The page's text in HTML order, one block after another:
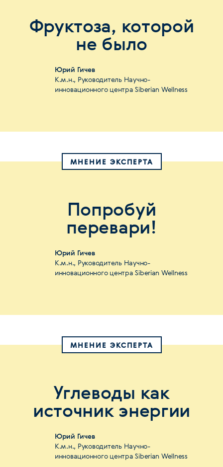
Фруктоза, которой
не было
Юрий Гичев
К.м.н., Руководитель Научно-
инновационного центра Siberian Wellness
МНЕНИЕ ЭКСПЕРТА
Попробуй
перевари!
Юрий Гичев
К.м.н., Руководитель Научно-
инновационного центра Siberian Wellness
МНЕНИЕ ЭКСПЕРТА
Углеводы как
источник энергии
Юрий Гичев
К.м.н., Руководитель Научно-
инновационного центра Siberian Wellness